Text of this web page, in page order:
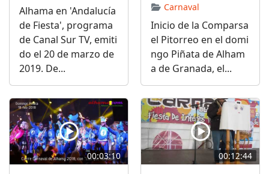
Alhama en 'Andalucía
de Fiesta', programa
de Canal Sur TV, emiti
do el 20 de marzo de
2019. De...
Carnaval
Inicio de la Comparsa
el Pitorreo en el domi
ngo Piñata de Alham
a de Granada, el...
00:03:10 00:12:44